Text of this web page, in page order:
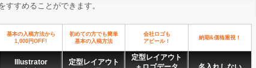
すめることができます。
基本の入稿方法から
1,000円OFF!
初めての方でも簡単
基本の入稿方法
会社ロゴも
アピール！
納期&価格重視！
Illustrator
定型レイアウト
定型レイアウト